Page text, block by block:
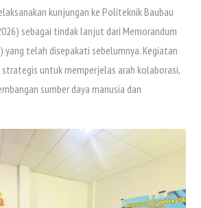
kunjungan ke Politeknik Baubau
sebagai tindak lanjut dari Memorandum
yang telah disepakati sebelumnya. Kegiatan
untuk memperjelas arah kolaborasi,
sumber daya manusia dan